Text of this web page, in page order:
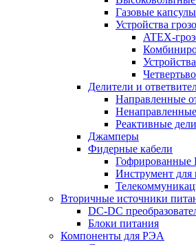
Газовые
Устройства
ATEX-
Делители и
Направленные
Реактивные
Джамперы
Фидерные кабели
Гофрированные
Инструмент для
Вторичные источники
DC-DC
Блоки питания
Компоненты для РЭА